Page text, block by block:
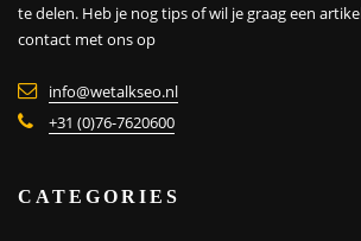
te delen. Heb je nog tips of wil je graag een
contact met ons op
info@wetalkseo.nl
+31 (0)76-7620600
CATEGORIES